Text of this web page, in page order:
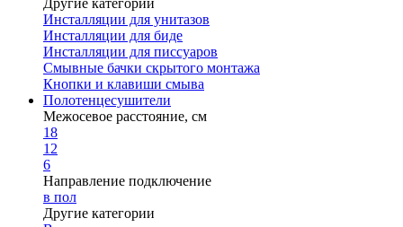
Другие категории
Инсталляции для унитазов
Инсталляции для биде
Инсталляции для писсуаров
Смывные бачки скрытого монтажа
Кнопки и клавиши смыва
Полотенцесушители
Межосевое расстояние, см
18
12
6
Направление подключение
в пол
Другие категории